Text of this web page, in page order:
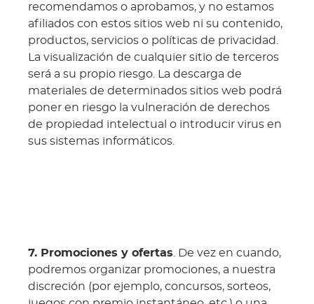
recomendamos o aprobamos, y no estamos
afiliados con estos sitios web ni su contenido,
productos, servicios o políticas de privacidad.
La visualización de cualquier sitio de terceros
será a su propio riesgo. La descarga de
materiales de determinados sitios web podrá
poner en riesgo la vulneración de derechos
de propiedad intelectual o introducir virus en
sus sistemas informáticos.
7. Promociones y ofertas . De vez en cuando,
podremos organizar promociones, a nuestra
discreción (por ejemplo, concursos, sorteos,